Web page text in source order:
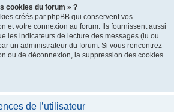
cookies du forum » ?
créés par phpBB qui conservent vos
et votre connexion au forum. Ils fournissent aussi
les indicateurs de lecture des messages (lu ou
un administrateur du forum. Si vous rencontrez
ou de déconnexion, la suppression des cookies
de l’utilisateur